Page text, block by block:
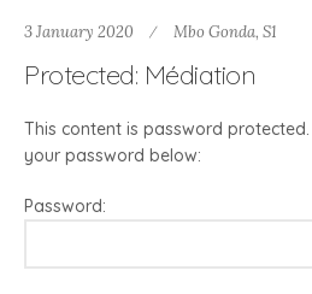
3 January 2020 Mbo Gonda, S1
Protected: Médiation
This content is password
your password below:
Password: